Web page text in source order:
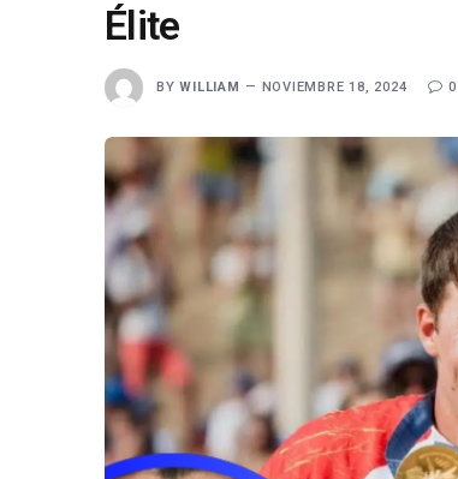
Élite
BY WILLIAM NOVIEMBRE 18, 2024 0